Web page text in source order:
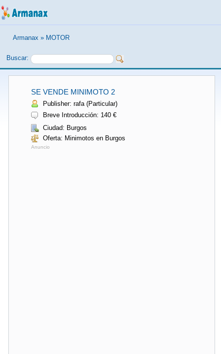
Armanax » MOTOR
Buscar:
SE VENDE MINIMOTO 2
Publisher: rafa (Particular)
Breve Introducción: 140 €
Ciudad: Burgos
Oferta: Minimotos en Burgos
Anuncio